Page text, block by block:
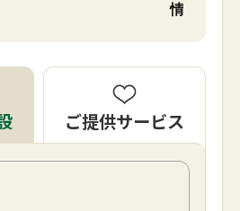
情報
ご提供サービス